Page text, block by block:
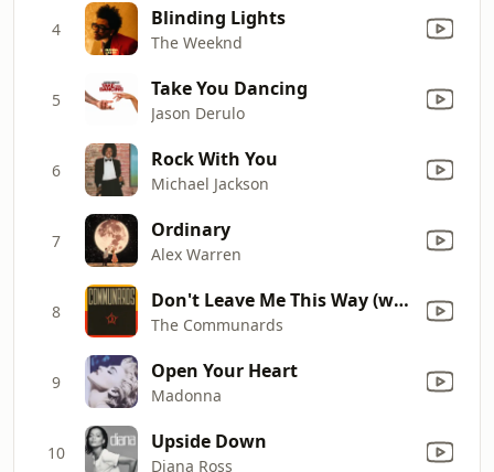
4 Blinding Lights
The Weeknd
5 Take You Dancing
Jason Derulo
6 Rock With You
Michael Jackson
7 Ordinary
Alex Warren
8 Don't Leave Me This Way (with Sarah Jane Morris) [feat. Sarah Jane Morris]
The Communards
9 Open Your Heart
Madonna
10 Upside Down
Diana Ross